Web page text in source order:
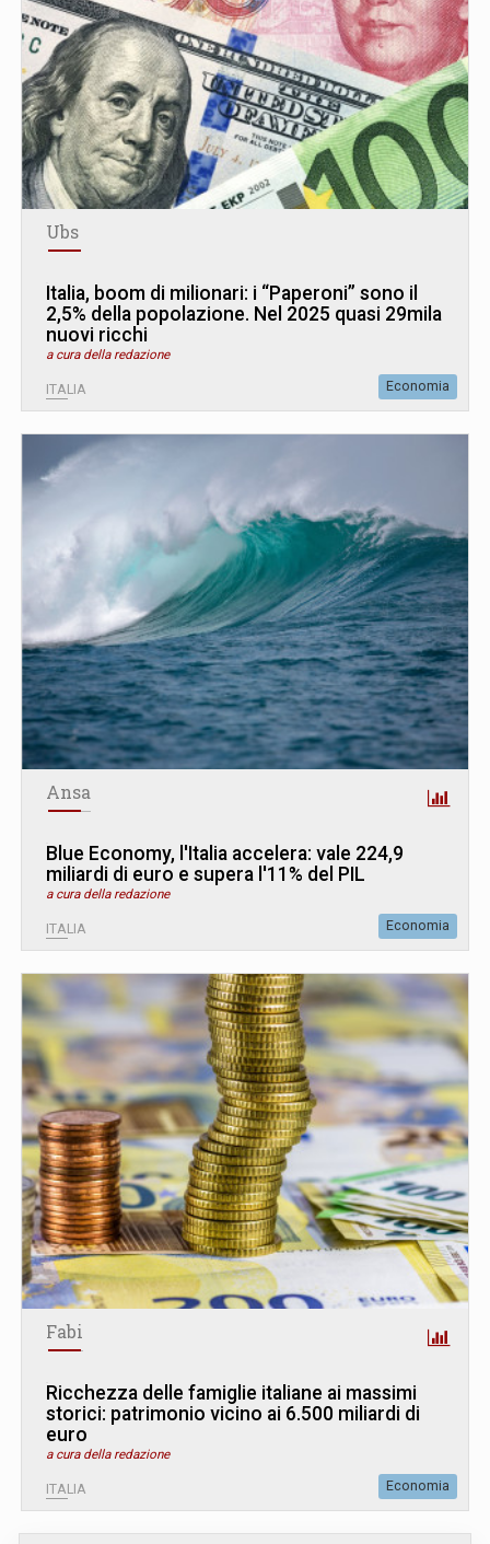
Ubs
Italia, boom di milionari: i “Paperoni” sono il
2,5% della popolazione. Nel 2025 quasi 29mila
nuovi ricchi
a cura della redazione
ITALIA Economia
Ansa
Blue Economy, l'Italia accelera: vale 224,9
miliardi di euro e supera l'11% del PIL
a cura della redazione
ITALIA Economia
Fabi
Ricchezza delle famiglie italiane ai massimi
storici: patrimonio vicino ai 6.500 miliardi di
euro
a cura della redazione
ITALIA Economia